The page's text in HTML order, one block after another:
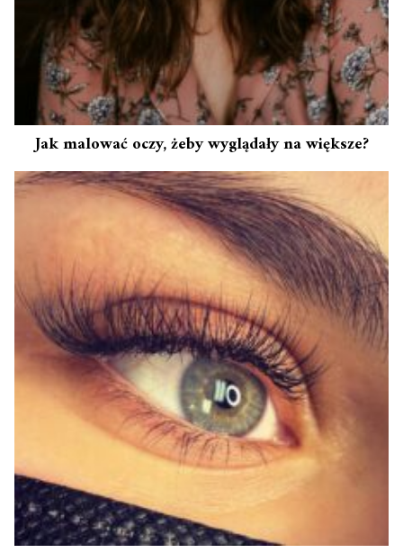
Jak malować oczy, żeby wyglądały na większe?